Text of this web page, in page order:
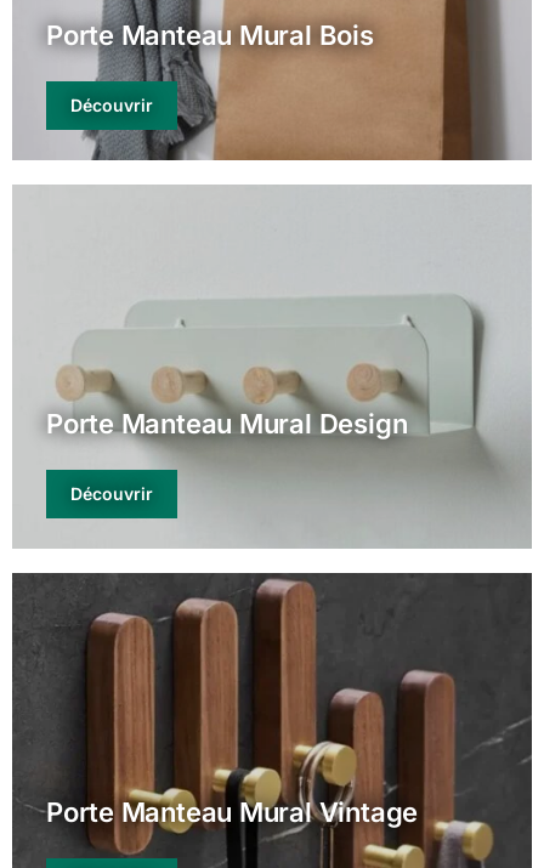
Porte Manteau Mural Bois
Découvrir
Porte Manteau Mural Design
Découvrir
Porte Manteau Mural Vintage